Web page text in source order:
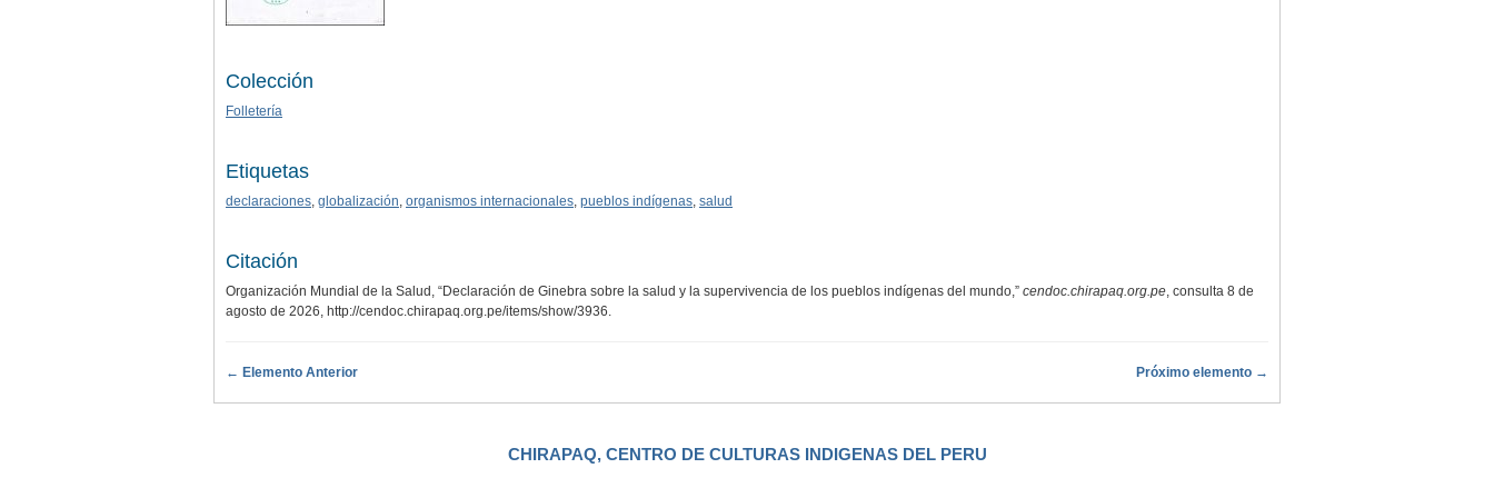
Colección
Folletería
Etiquetas
declaraciones globalización organismos internacionales pueblos indígenas salud
Citación
Organización Mundial de la Salud, “Declaración de Ginebra sobre la salud y la supervivencia de los pueblos indígenas del mundo,” cendoc.chirapaq.org.pe , consulta 8 de
agosto de 2026, http://cendoc.chirapaq.org.pe/items/show/3936
← Elemento Anterior Próximo elemento →
CHIRAPAQ, CENTRO DE CULTURAS INDIGENAS DEL PERU